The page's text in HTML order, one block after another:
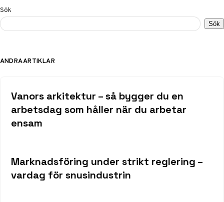
Sök
Sök
ANDRA ARTIKLAR
Vanors arkitektur – så bygger du en
arbetsdag som håller när du arbetar
ensam
Marknadsföring under strikt reglering –
vardag för snusindustrin